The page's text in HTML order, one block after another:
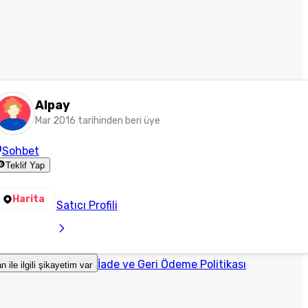
Alpay
Mar 2016 tarihinden beri üye
Sohbet
Teklif Yap
Harita Satıcı Profili
ile ilgili şikayetim var İade ve Geri Ödeme Politikası